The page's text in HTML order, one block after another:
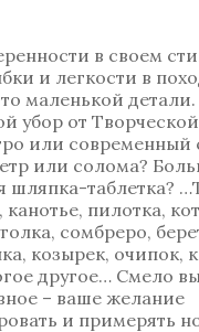
в своем
и легкости в
маленькой
убор от
или современный
или солома?
шляпка-таблетка?
пилотка,
сомбреро,
козырек, очипок,
другое… Смело
– ваше желание
и примерять